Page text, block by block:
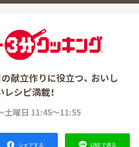
献立作りに役立つ、 おいし
レシピ満載！
土曜日 11:45～11:55
シェアする LINEで送る